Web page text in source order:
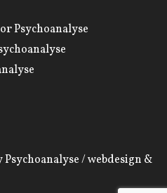
Psychoanalyse
/ webdesign &